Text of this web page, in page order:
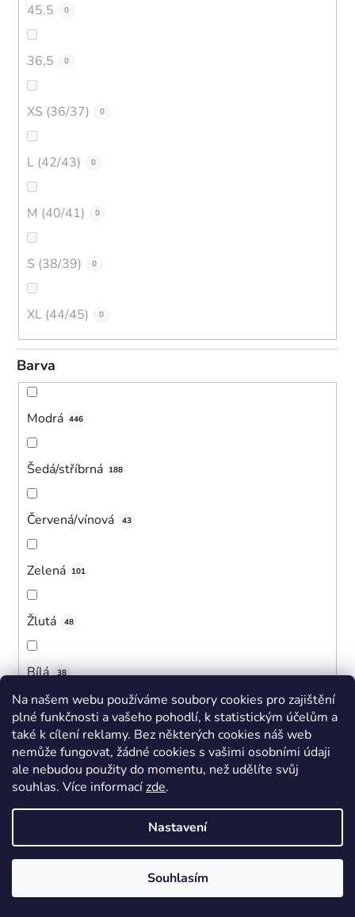
Na našem webu používáme soubory cookies pro zajištění
plné funkčnosti a vašeho pohodlí, k statistickým účelům a
také k cílení reklamy. Bez některých cookies náš web
nemůže fungovat, žádné cookies s vašimi osobními údaji
ale nebudou použity do momentu, než udělíte svůj
souhlas. Více informacízde.
Nastavení
Souhlasím
45.5 0
36,5 0
XS (36/37) 0
L (42/43) 0
M (40/41) 0
S (38/39) 0
XL (44/45) 0
Barva
Modrá 446
Šedá/stříbrná 188
Červená/vínová 43
Zelená 101
Žlutá 48
Bílá 38
Černá 381
Růžová 415